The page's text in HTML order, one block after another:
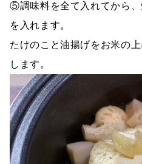
⑤調味料を全て入れてから
を入れます。
たけのこと油揚げをお米の
します。